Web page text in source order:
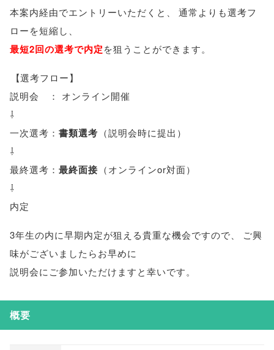
本案内経由でエントリーいただくと
通常よりも選考フ
ローを短縮し
最短2回の選考で内定を狙うことができます。
【選考フロー】
説明会 ： オンライン開催
⇩
一次選考： 書類選考 （説明会時に提出 ）
⇩
最終選考： 最終面接 （オンラインor対面）
⇩
内定
3年生の内に早期内定が狙える貴重な機会ですので
ご興
味がございましたらお早めに
説明会にご参加いただけますと幸いです。
概要